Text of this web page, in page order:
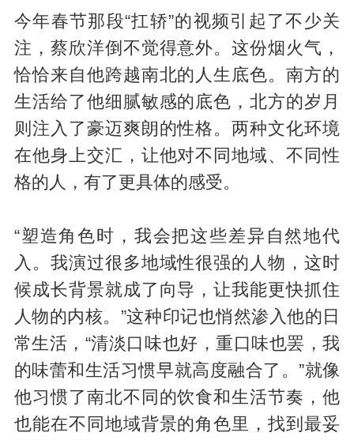
今年春节那段“扛轿”的视频引起了不少关
注，蔡欣洋倒不觉得意外。这份烟火气，
恰恰来自他跨越南北的人生底色。南方的
生活给了他细腻敏感的底色，北方的岁月
则注入了豪迈爽朗的性格。两种文化环境
在他身上交汇，让他对不同地域、不同性
格的人，有了更具体的感受。
“塑造角色时，我会把这些差异自然地代
入。我演过很多地域性很强的人物，这时
候成长背景就成了向导，让我能更快抓住
人物的内核。”这种印记也悄然渗入他的日
常生活，“清淡口味也好，重口味也罢，我
的味蕾和生活习惯早就高度融合了。”就像
他习惯了南北不同的饮食和生活节奏，他
也能在不同地域背景的角色里，找到最妥